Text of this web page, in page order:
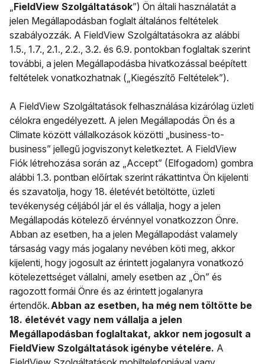
„FieldView Szolgáltatások”) Ön általi használatát a
jelen Megállapodásban foglalt általános feltételek
szabályozzák. A FieldView Szolgáltatásokra az alábbi
1.5., 1.7., 2.1., 2.2., 3.2. és 6.9. pontokban foglaltak szerint
további, a jelen Megállapodásba hivatkozással beépített
feltételek vonatkozhatnak („Kiegészítő Feltételek”).
A FieldView Szolgáltatások felhasználása kizárólag üzleti
célokra engedélyezett. A jelen Megállapodás Ön és a
Climate között vállalkozások közötti „business-to-
business” jellegű jogviszonyt keletkeztet. A FieldView
Fiók létrehozása során az „Accept” (Elfogadom) gombra
alábbi 1.3. pontban előírtak szerint rákattintva Ön kijelenti
és szavatolja, hogy 18. életévét betöltötte, üzleti
tevékenység céljából jár el és vállalja, hogy a jelen
Megállapodás kötelező érvénnyel vonatkozzon Önre.
Abban az esetben, ha a jelen Megállapodást valamely
társaság vagy más jogalany nevében köti meg, akkor
kijelenti, hogy jogosult az érintett jogalanyra vonatkozó
kötelezettséget vállalni, amely esetben az „Ön” és
ragozott formái Önre és az érintett jogalanyra
értendők.Abban az esetben, ha még nem töltötte be
18. életévét vagy nem vállalja a jelen
Megállapodásban foglaltakat, akkor nem jogosult a
FieldView Szolgáltatások igénybe vételére. A